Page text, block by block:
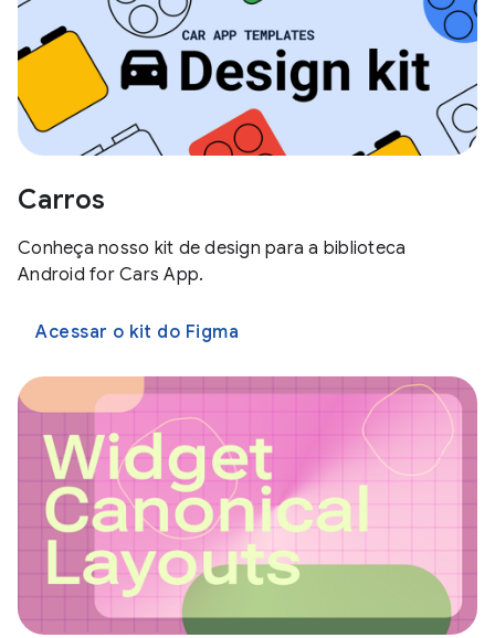
Carros
Conheça nosso kit de design para a biblioteca
Android for Cars App.
Acessar o kit do Figma